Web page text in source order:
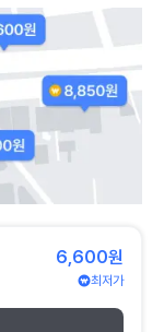
6,600원
최저가